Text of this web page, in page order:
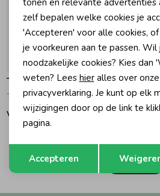
Kledingaccessoires
Beenmode
Winteraccessoires
Tommy Hilfiger
T-shirt Tonal Flag Dark Night Navy
Vanaf 24,90
T-
2
Filters
zelf bepalen welke cookies je
'Accepteren' voor alle cookies,
je voorkeuren aan te passen. Wil
noodzakelijke cookies? Kies dan
weten? Lees hieralles over
privacyverklaring. Je kunt op elk
wijzigingen door op de link te
pagina.
Accepteren